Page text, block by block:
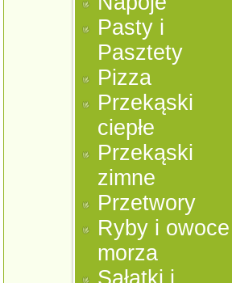
Pasty i
Pasztety
Pizza
Przekąski
ciepłe
Przekąski
zimne
Przetwory
Ryby i owoce
morza
Sałatki i